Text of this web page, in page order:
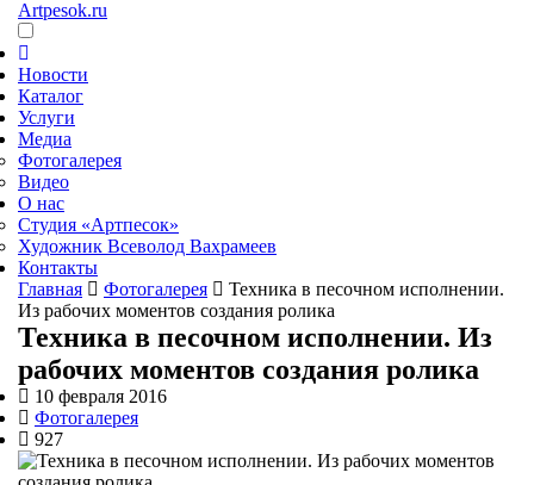
Artpesok.ru
Новости
Каталог
Услуги
Медиа
Фотогалерея
Видео
О нас
Студия «Артпесок»
Художник Всеволод Вахрамеев
Контакты
Главная
Фотогалерея
Техника в песочном исполнении.
Из рабочих моментов создания ролика
Техника в песочном исполнении. Из
рабочих моментов создания ролика
10 февраля 2016
Фотогалерея
927